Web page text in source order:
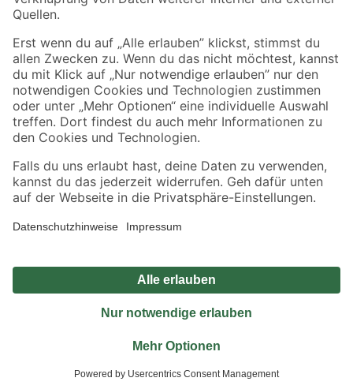
Sicher einkaufen
Jetzt die toom-App herunterladen
Alle Preisangaben in EUR inkl. gesetzl. MwSt.. Die dargestellten Angebote sind unter
Umständen nicht in allen Märkten verfügbar. Die angegebenen Verfügbarkeiten beziehen
Produkte nur solange der Vorrat reicht.
*Paketversand ab 59 € versandkostenfrei, gilt nicht für Artikel mit Speditionsversand, hier
Privatsphäre Impressum
Nutzungsbedingungen
Widerrufsrecht
Vertrag widerrufen
© 2026 toom Baumarkt GmbH